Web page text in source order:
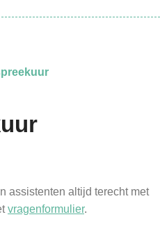
assistenten altijd terecht met
vragenformulier.